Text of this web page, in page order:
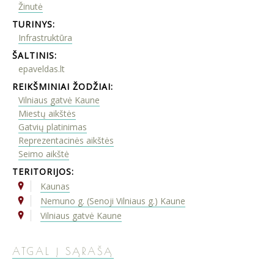
Žinutė
TURINYS:
Infrastruktūra
ŠALTINIS:
epaveldas.lt
REIKŠMINIAI ŽODŽIAI:
Vilniaus gatvė Kaune
Miestų aikštės
Gatvių platinimas
Reprezentacinės aikštės
Seimo aikštė
TERITORIJOS:
Kaunas
Nemuno g. (Senoji Vilniaus g.) Kaune
Vilniaus gatvė Kaune
ATGAL Į SĄRAŠĄ